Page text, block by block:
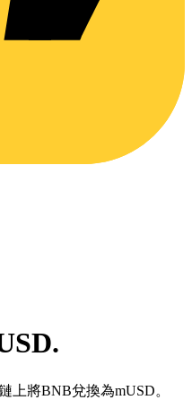
.
上將BNB兌換為mUSD。